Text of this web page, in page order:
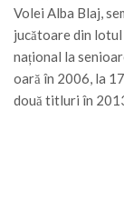
Volei Alba Blaj,
jucătoare din
național la
oară în 2006, la
două titluri în